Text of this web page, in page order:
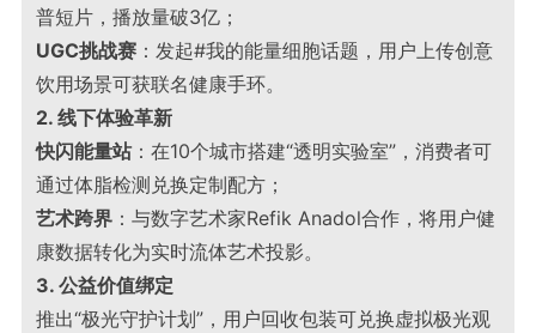
普短片，播放量破3亿；
UGC挑战赛 ：发起#我的能量细胞话题，用户上传创意
饮用场景可获联名健康手环。
2. 线下体验革新
快闪能量站：在10个城市搭建“透明实验室”，消费者可
通过体脂检测兑换定制配方；
艺术跨界 ：与数字艺术家Refik Anadol合作，将用户健
康数据转化为实时流体艺术投影。
3. 公益价值绑定
推出“极光守护计划”，用户回收包装可兑换虚拟极光观